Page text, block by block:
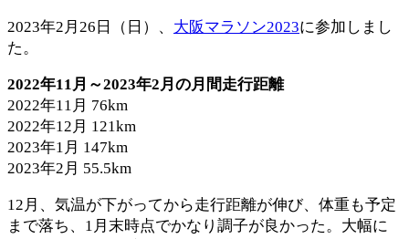
2023年2月26日（日）、 大阪マラソン2023に参加しまし
た。
2022年11月～2023年2月の月間走行距離
2022年11月 76km
2022年12月 121km
2023年1月 147km
2023年2月 55.5km
12月、気温が下がってから走行距離が伸び、体重も予定
まで落ち、1月末時点でかなり調子が良かった。大幅に